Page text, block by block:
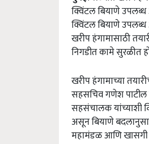
क्विंटल बियाणे उपलब्ध
क्विंटल बियाणे उपलब्ध
खरीप हंगामासाठी
निगडीत कामे सुरळीत
खरीप हंगामाच्या
सहसचिव गणेश पाटील
सहसंचालक यांच्याशी
असून बियाणे
महामंडळ आणि खासगी